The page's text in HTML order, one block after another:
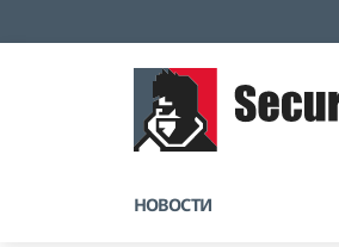
НОВОСТИ